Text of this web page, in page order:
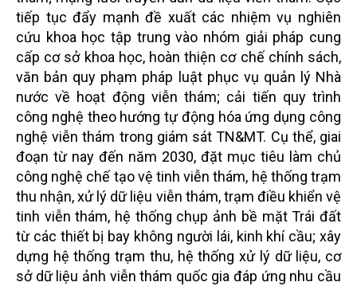
tiếp tục đẩy mạnh đề xuất các nhiệm vụ nghiên
cứu khoa học tập trung vào nhóm giải pháp cung
cấp cơ sở khoa học, hoàn thiện cơ chế chính sách,
văn bản quy phạm pháp luật phục vụ quản lý Nhà
nước về hoạt động viễn thám; cải tiến quy trình
công nghệ theo hướng tự động hóa ứng dụng công
nghệ viễn thám trong giám sát TN&MT. Cụ thể, giai
đoạn từ nay đến năm 2030, đặt mục tiêu làm chủ
công nghệ chế tạo vệ tinh viễn thám, hệ thống trạm
thu nhận, xử lý dữ liệu viễn thám, trạm điều khiển vệ
tinh viễn thám, hệ thống chụp ảnh bề mặt Trái đất
từ các thiết bị bay không người lái, kinh khí cầu; xây
dựng hệ thống trạm thu, hệ thống xử lý dữ liệu, cơ
sở dữ liệu ảnh viễn thám quốc gia đáp ứng nhu cầu